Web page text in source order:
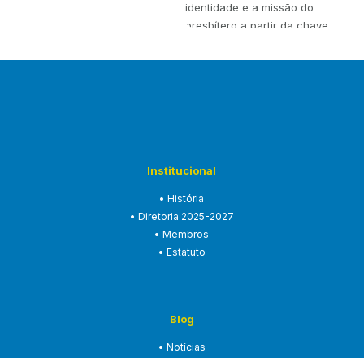
identidade e a missão do
presbítero a partir da chave
Institucional
• História
• Diretoria 2025-2027
• Membros
• Estatuto
Blog
• Notícias